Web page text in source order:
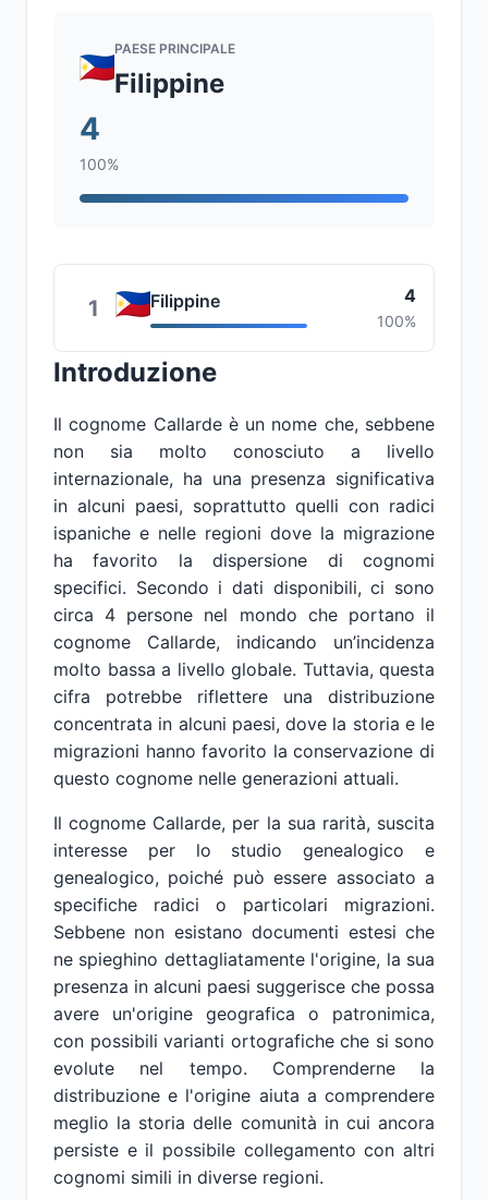
PAESE PRINCIPALE
Filippine
4
100%
1 Filippine 4
100%
Introduzione
Il cognome Callarde è un nome che, sebbene
non sia molto conosciuto a livello
internazionale, ha una presenza significativa
in alcuni paesi, soprattutto quelli con radici
ispaniche e nelle regioni dove la migrazione
ha favorito la dispersione di cognomi
specifici. Secondo i dati disponibili, ci sono
circa 4 persone nel mondo che portano il
cognome Callarde, indicando un’incidenza
molto bassa a livello globale. Tuttavia, questa
cifra potrebbe riflettere una distribuzione
concentrata in alcuni paesi, dove la storia e le
migrazioni hanno favorito la conservazione di
questo cognome nelle generazioni attuali.
Il cognome Callarde, per la sua rarità, suscita
interesse per lo studio genealogico e
genealogico, poiché può essere associato a
specifiche radici o particolari migrazioni.
Sebbene non esistano documenti estesi che
ne spieghino dettagliatamente l'origine, la sua
presenza in alcuni paesi suggerisce che possa
avere un'origine geografica o patronimica,
con possibili varianti ortografiche che si sono
evolute nel tempo. Comprenderne la
distribuzione e l'origine aiuta a comprendere
meglio la storia delle comunità in cui ancora
persiste e il possibile collegamento con altri
cognomi simili in diverse regioni.